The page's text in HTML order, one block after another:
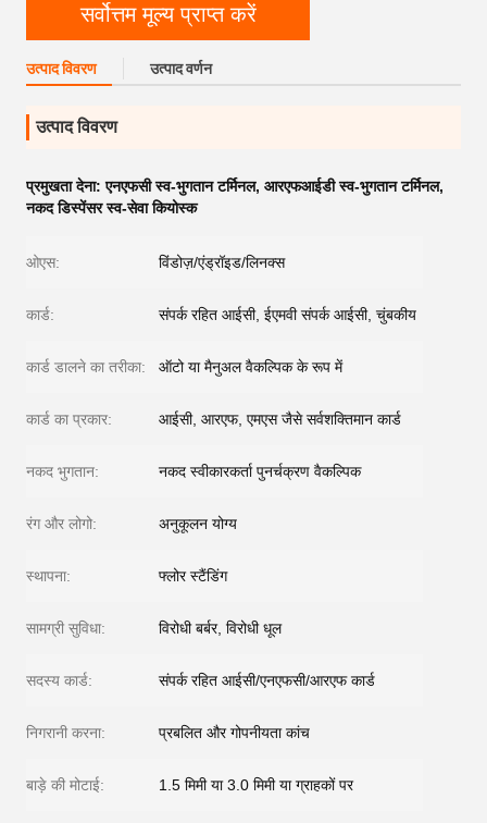
सर्वोत्तम मूल्य प्राप्त करें
उत्पाद विवरण उत्पाद वर्णन
उत्पाद विवरण
प्रमुखता देना:एनएफसी स्व-भुगतान टर्मिनल, आरएफआईडी स्व-भुगतान टर्मिनल,
नकद डिस्पेंसर स्व-सेवा कियोस्क
ओएस: विंडोज़/एंड्रॉइड/लिनक्स
कार्ड: संपर्क रहित आईसी, ईएमवी संपर्क आईसी, चुंबकीय
कार्ड डालने का तरीका: ऑटो या मैनुअल वैकल्पिक के रूप में
कार्ड का प्रकार: आईसी, आरएफ, एमएस जैसे सर्वशक्तिमान कार्ड
नकद भुगतान: नकद स्वीकारकर्ता पुनर्चक्रण वैकल्पिक
रंग और लोगो: अनुकूलन योग्य
स्थापना: फ्लोर स्टैंडिंग
सामग्री सुविधा: विरोधी बर्बर, विरोधी धूल
सदस्य कार्ड: संपर्क रहित आईसी/एनएफसी/आरएफ कार्ड
निगरानी करना: प्रबलित और गोपनीयता कांच
बाड़े की मोटाई: 1.5 मिमी या 3.0 मिमी या ग्राहकों पर